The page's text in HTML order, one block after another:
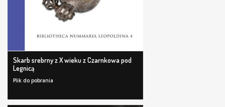
Skarb srebrny z X wieku z Czarnkowa pod
Legnicą
Plik do pobrania